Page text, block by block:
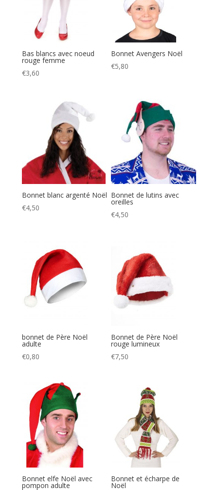
Bas blancs avec noeud
rouge femme
€3,60
Bonnet Avengers Noël
€5,80
Bonnet blanc argenté Noël
€4,50
Bonnet de lutins avec
oreilles
€4,50
bonnet de Père Noël
adulte
€0,80
Bonnet de Père Noël
rouge lumineux
€7,50
Bonnet elfe Noël avec
pompon adulte
Bonnet et écharpe de
Noël